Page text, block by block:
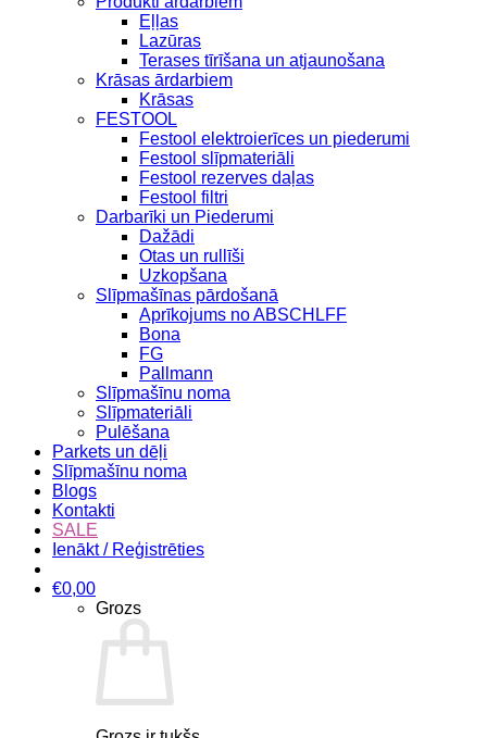
Eļļas
Lazūras
Terases tīrīšana un atjaunošana
Krāsas ārdarbiem
Krāsas
FESTOOL
Festool elektroierīces un piederumi
Festool slīpmateriāli
Festool rezerves daļas
Festool filtri
Darbarīki un Piederumi
Dažādi
Otas un rullīši
Uzkopšana
Slīpmašīnas pārdošanā
Aprīkojums no ABSCHLFF
Bona
FG
Pallmann
Slīpmašīnu noma
Slīpmateriāli
Pulēšana
Parkets un dēļi
Slīpmašīnu noma
Blogs
Kontakti
SALE
Ienākt / Reģistrēties
€0,00
Grozs